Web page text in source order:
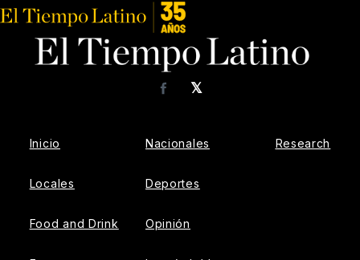
𝕏
Facebook
Inicio
Locales
Food and Drink
Nacionales
Deportes
Opinión
Research